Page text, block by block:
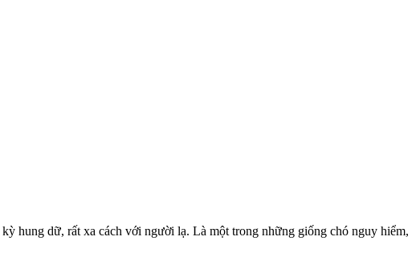
hung dữ, rất xa cách với người lạ. Là một trong những giống chó nguy hiểm,